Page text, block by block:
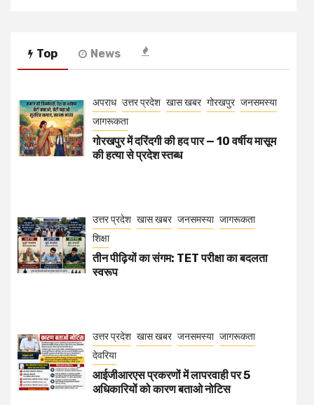
Top News
अपराध उत्तर प्रदेश खास खबर गोरखपुर जनसमस्या
जागरूकता
गोरखपुर में दरिंदगी की हद पार — 10 वर्षीय मासूम
की हत्या से प्रदेश स्तब्ध
उत्तर प्रदेश खास खबर जनसमस्या जागरूकता
शिक्षा
तीन पीढ़ियों का संगम: TET परीक्षा का बदलता
स्वरूप
उत्तर प्रदेश खास खबर जनसमस्या जागरूकता
देवरिया
आईजीआरएस प्रकरणों में लापरवाही पर 5
अधिकारियों को कारण बताओ नोटिस